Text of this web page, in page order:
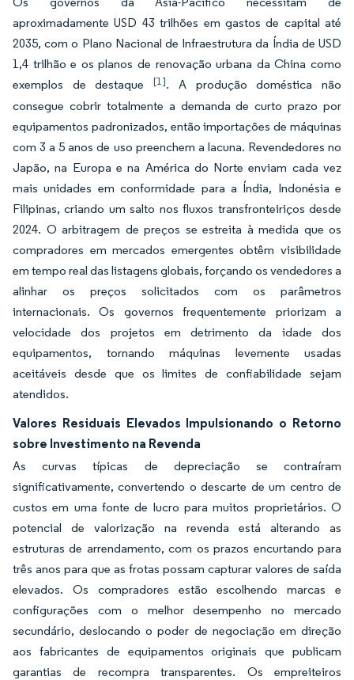
aproximadamente USD 43 trilhões em gastos de capital até
2035, com o Plano Nacional de Infraestrutura da Índia de USD
1,4 trilhão e os planos de renovação urbana da China como
exemplos de destaque[1]. A produção doméstica não
consegue cobrir totalmente a demanda de curto prazo por
equipamentos padronizados, então importações de máquinas
com 3 a 5 anos de uso preenchem a lacuna. Revendedores no
Japão, na Europa e na América do Norte enviam cada vez
mais unidades em conformidade para a Índia, Indonésia e
Filipinas, criando um salto nos fluxos transfronteiriços desde
2024. O arbitragem de preços se estreita à medida que os
compradores em mercados emergentes obtêm visibilidade
em tempo real das listagens globais, forçando os vendedores a
alinhar os preços solicitados com os parâmetros
internacionais. Os governos frequentemente priorizam a
velocidade dos projetos em detrimento da idade dos
equipamentos, tornando máquinas levemente usadas
aceitáveis desde que os limites de confiabilidade sejam
atendidos.
Valores Residuais Elevados Impulsionando o Retorno
sobre Investimento na Revenda
As curvas típicas de depreciação se contraíram
significativamente, convertendo o descarte de um centro de
custos em uma fonte de lucro para muitos proprietários. O
potencial de valorização na revenda está alterando as
estruturas de arrendamento, com os prazos encurtando para
três anos para que as frotas possam capturar valores de saída
elevados. Os compradores estão escolhendo marcas e
configurações com o melhor desempenho no mercado
secundário, deslocando o poder de negociação em direção
aos fabricantes de equipamentos originais que publicam
garantias de recompra transparentes. Os empreiteiros